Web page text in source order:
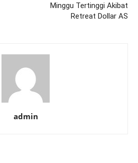
Minggu Tertinggi Akibat
Retreat Dollar AS
admin